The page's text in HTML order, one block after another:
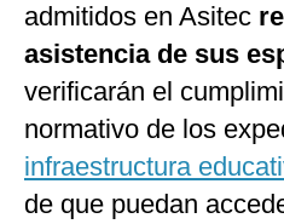
admitidos en Asitec
asistencia de sus
verificarán el
normativo de los
infraestructura
de que puedan